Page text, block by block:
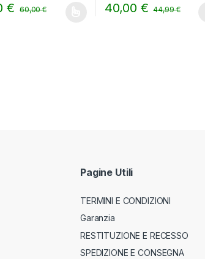
€ 60,00€ 40,00 € 44,99€
Pagine Utili
TERMINI E CONDIZIONI
Garanzia
RESTITUZIONE E RECESSO
SPEDIZIONE E CONSEGNA